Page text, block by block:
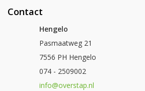
Contact
Hengelo
Pasmaatweg 21
7556 PH Hengelo
074 - 2509002
info@overstap.nl